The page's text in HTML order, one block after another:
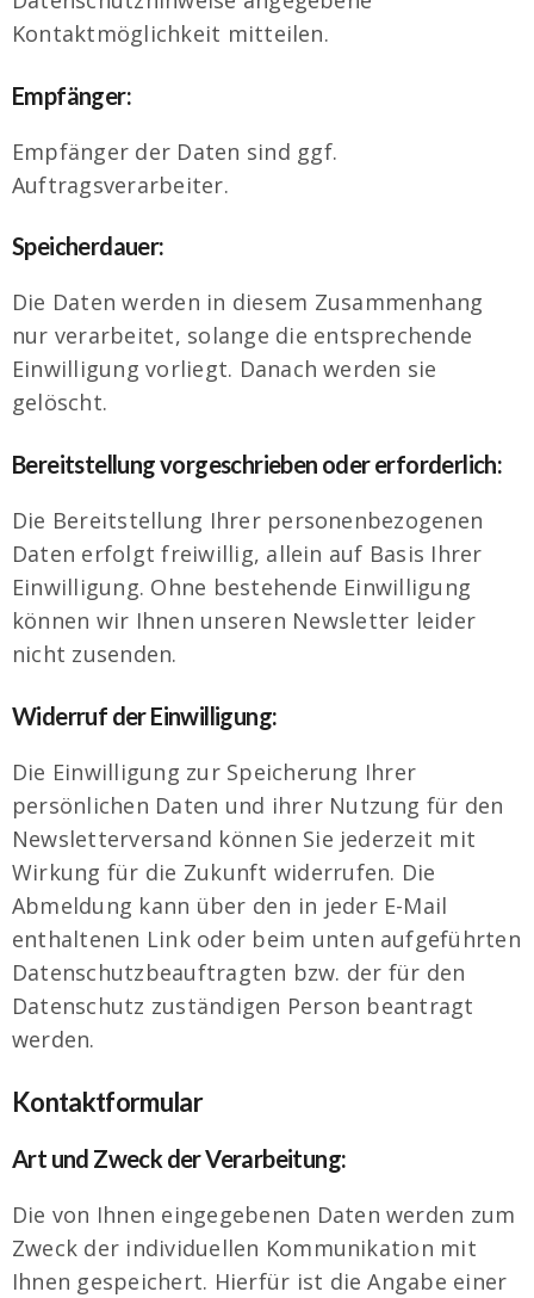
Kontaktmöglichkeit mitteilen.
Empfänger:
Empfänger der Daten sind ggf.
Auftragsverarbeiter.
Speicherdauer:
Die Daten werden in diesem Zusammenhang
nur verarbeitet, solange die entsprechende
Einwilligung vorliegt. Danach werden sie
gelöscht.
Bereitstellung vorgeschrieben oder erforderlich:
Die Bereitstellung Ihrer personenbezogenen
Daten erfolgt freiwillig, allein auf Basis Ihrer
Einwilligung. Ohne bestehende Einwilligung
können wir Ihnen unseren Newsletter leider
nicht zusenden.
Widerruf der Einwilligung:
Die Einwilligung zur Speicherung Ihrer
persönlichen Daten und ihrer Nutzung für den
Newsletterversand können Sie jederzeit mit
Wirkung für die Zukunft widerrufen. Die
Abmeldung kann über den in jeder E-Mail
enthaltenen Link oder beim unten aufgeführten
Datenschutzbeauftragten bzw. der für den
Datenschutz zuständigen Person beantragt
werden.
Kontaktformular
Art und Zweck der Verarbeitung:
Die von Ihnen eingegebenen Daten werden zum
Zweck der individuellen Kommunikation mit
Ihnen gespeichert. Hierfür ist die Angabe einer